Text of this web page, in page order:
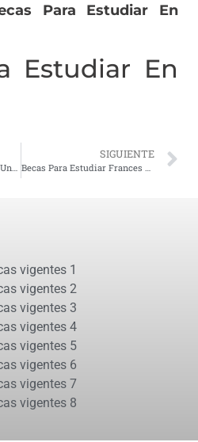
Para Estudiar En
Estudiar En
SIGUIENTE
vigentes 1
vigentes 2
vigentes 3
vigentes 4
vigentes 5
vigentes 6
vigentes 7
vigentes 8